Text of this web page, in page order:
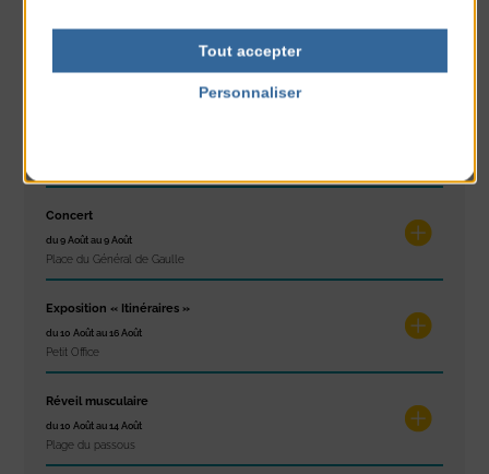
Concours de châteaux de sable
Plage du passous
Concert
du 9 Août au 9 Août
Place du Général de Gaulle
Exposition « Itinéraires »
du 10 Août au 16 Août
Petit Office
Réveil musculaire
du 10 Août au 14 Août
Plage du passous
Tout accepter
Personnaliser